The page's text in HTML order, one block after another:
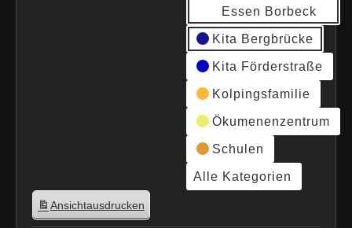
Essen Borbeck
Kita Bergbrücke
Kita Förderstraße
Kolpingsfamilie
Ökumenenzentrum
Schulen
Alle Kategorien
Ansichtausdrucken